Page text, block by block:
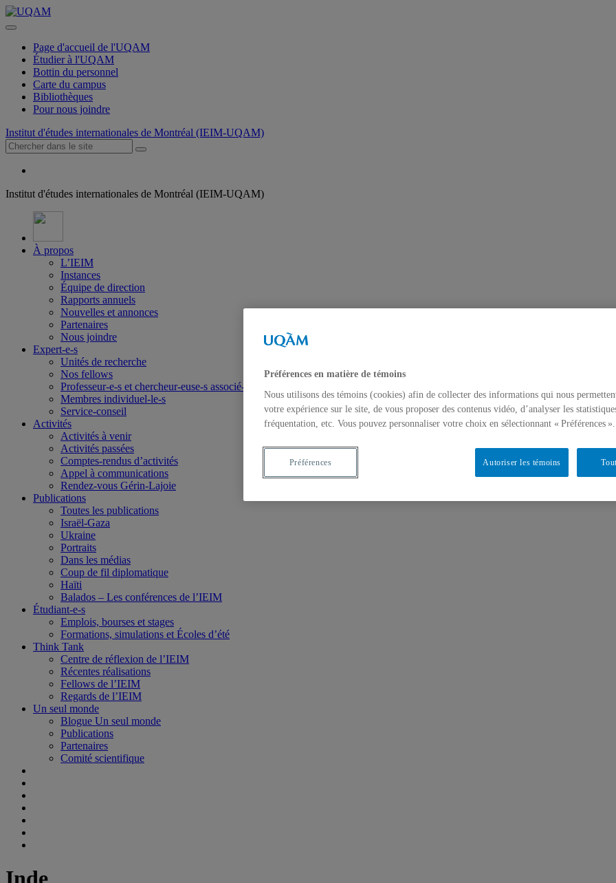
Page d'accueil de l'UQAM
Étudier à l'UQAM
Bottin du personnel
Carte du campus
Bibliothèques
Pour nous joindre
Institut d'études internationales de Montréal (IEIM-UQAM)
Institut d'études internationales de Montréal (IEIM-UQAM)
À propos
L’IEIM
Instances
Équipe de direction
Rapports annuels
Nouvelles et annonces
Partenaires
Nous joindre
Expert-e-s
Unités de recherche
Nos fellows
Professeur-e-s et chercheur-euse-s associé-e-s
Membres individuel-le-s
Service-conseil
Activités
Activités à venir
Activités passées
Comptes-rendus d’activités
Appel à communications
Rendez-vous Gérin-Lajoie
Publications
Toutes les publications
Israël-Gaza
Ukraine
Portraits
Dans les médias
Coup de fil diplomatique
Haïti
Balados – Les conférences de l’IEIM
Étudiant-e-s
Emplois, bourses et stages
Formations, simulations et Écoles d’été
Think Tank
Centre de réflexion de l’IEIM
Récentes réalisations
Fellows de l’IEIM
Regards de l’IEIM
Un seul monde
Blogue Un seul monde
Publications
Partenaires
Comité scientifique
Préférences en matière de témoins
Nous utilisons des témoins (cookies) afin de collecter des informations qui nous
votre expérience sur le site, de vous proposer des contenus vidéo, d’analyser les
fréquentation, etc. Vous pouvez personnaliser votre choix en sélectionnant « Préférences ».
Autoriser les témoins
Préférences